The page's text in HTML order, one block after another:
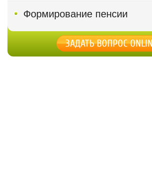
Формирование пенсии
ЗАДАТЬ ВОПРОС